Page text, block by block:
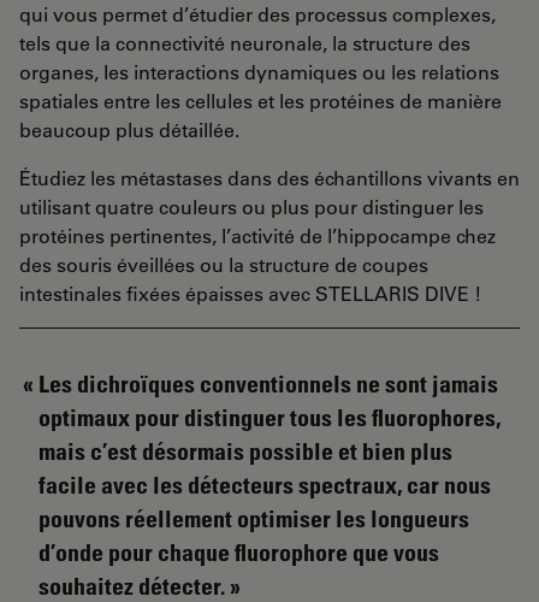
qui vous permet d’étudier des processus complexes,
tels que la connectivité neuronale, la structure des
organes, les interactions dynamiques ou les relations
spatiales entre les cellules et les protéines de manière
beaucoup plus détaillée.
Étudiez les métastases dans des échantillons vivants en
utilisant quatre couleurs ou plus pour distinguer les
protéines pertinentes, l’activité de l’hippocampe chez
des souris éveillées ou la structure de coupes
intestinales fixées épaisses avec STELLARIS DIVE !
Les dichroïques conventionnels ne sont jamais
optimaux pour distinguer tous les fluorophores,
mais c’est désormais possible et bien plus
facile avec les détecteurs spectraux, car nous
pouvons réellement optimiser les longueurs
d’onde pour chaque fluorophore que vous
souhaitez détecter.